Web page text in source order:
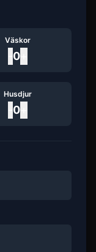
Väskor
0
Husdjur
0